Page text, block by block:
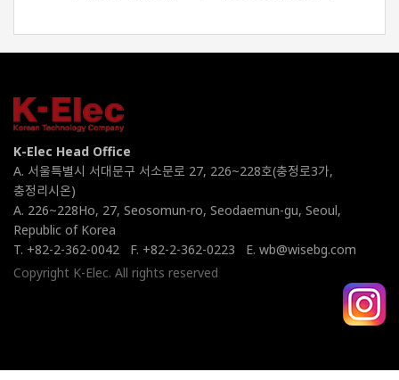
K-Elec Head Office
A. 서울특별시 서대문구 서소문로 27, 226~228호(충정로3가,
충정리시온)
A. 226~228Ho, 27, Seosomun-ro, Seodaemun-gu, Seoul,
Republic of Korea
T. +82-2-362-0042
F. +82-2-362-0223
E. wb@wisebg.com
Copyright K-Elec. All rights reserved